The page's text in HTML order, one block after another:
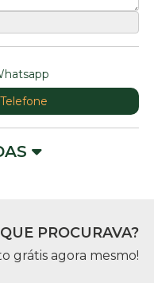
PROCURAVA?
grátis agora mesmo!